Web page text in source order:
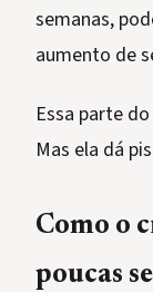
semanas,
aumento de
Essa parte
Mas ela dá
Como o
poucas